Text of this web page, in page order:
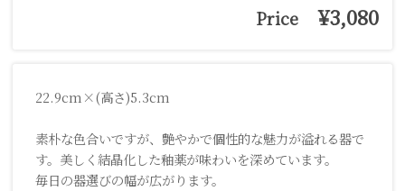
Price ¥3,080
22.9cm×(高さ)5.3cm
素朴な色合いですが、艶やかで個性的な魅力が溢れる器で
す。美しく結晶化した釉薬が味わいを深めています。
毎日の器選びの幅が広がります。